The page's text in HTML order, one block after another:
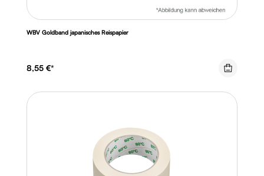
WBV Goldband japanisches Reispapier
8,55 €*